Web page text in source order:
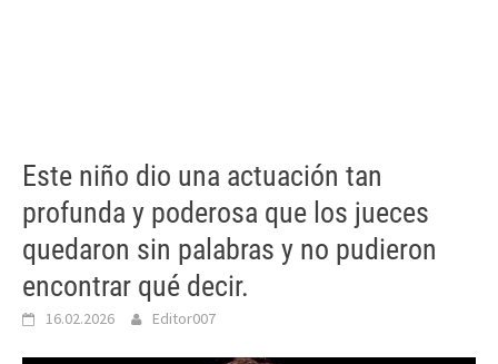
Este niño dio una actuación tan
profunda y poderosa que los jueces
quedaron sin palabras y no pudieron
encontrar qué decir.
16.02.2026 Editor007